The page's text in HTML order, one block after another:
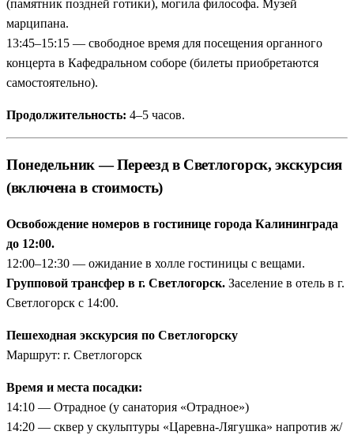
(памятник поздней готики), могила философа. Музей
марципана.
13:45–15:15 — свободное время для посещения органного
концерта в Кафедральном соборе (билеты приобретаются
самостоятельно).
Продолжительность: 4–5 часов.
Понедельник — Переезд в Светлогорск, экскурсия
(включена в стоимость)
Освобождение номеров в гостинице города Калининграда
до 12:00.
12:00–12:30 — ожидание в холле гостиницы с вещами.
Групповой трансфер в г. Светлогорск. Заселение в отель в г.
Светлогорск с 14:00.
Пешеходная экскурсия по Светлогорску
Маршрут: г. Светлогорск
Время и места посадки:
14:10 — Отрадное (у санатория «Отрадное»)
14:20 — сквер у скульптуры «Царевна-Лягушка» напротив ж/